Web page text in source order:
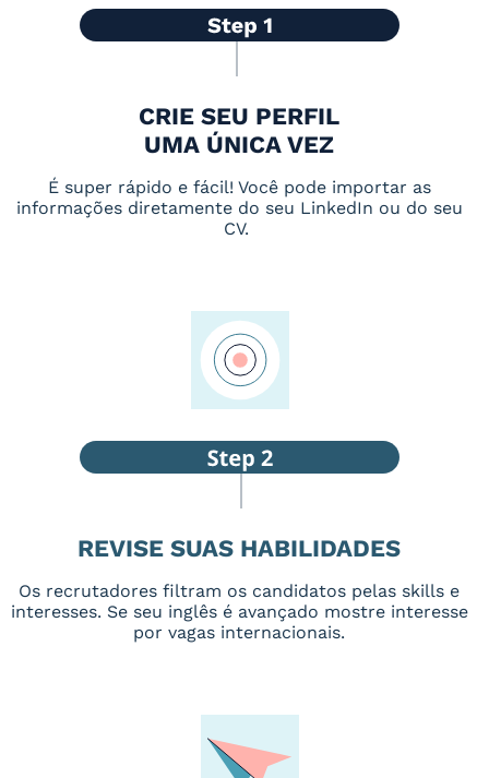
CRIE SEU PERFIL
UMA ÚNICA VEZ
É super rápido e fácil! Você pode importar as
informações diretamente do seu LinkedIn ou do seu
CV.
REVISE SUAS HABILIDADES
Os recrutadores filtram os candidatos pelas skills e
interesses. Se seu inglês é avançado mostre interesse
por vagas internacionais.